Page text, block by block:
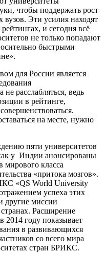
чтобы поддержать рост
Эти усилия находят
и сегодня всё
не только попадают
быстрыми
для России является
расслабляться, ведь
в рейтинге,
на месте, нужно
пяти университетов
у Индии анонсированы
мирового класса
«притока мозгов».
«QS World University
успеха этих
другие миссии
Расширение
2014 году показывает
в развивающихся
со всего мира
стран БРИКС.